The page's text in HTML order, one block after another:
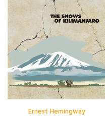
Ernest Hemingway